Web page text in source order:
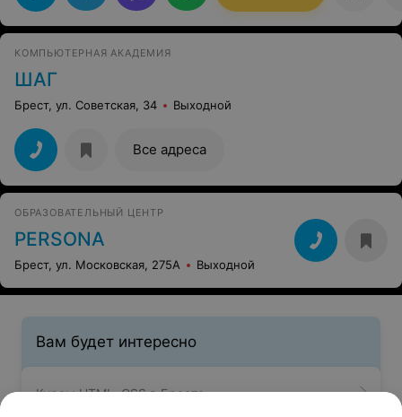
КОМПЬЮТЕРНАЯ АКАДЕМИЯ
ШАГ
Брест, ул. Советская, 34 Выходной
Все адреса
ОБРАЗОВАТЕЛЬНЫЙ ЦЕНТР
PERSONA
Брест, ул. Московская, 275А Выходной
Вам будет интересно
Курсы HTML, CSS в Бресте